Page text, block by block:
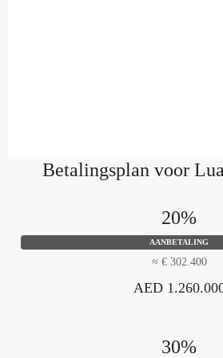
Betalingsplan voor
20%
AANBETALING
≈ € 302.400
AED
30%